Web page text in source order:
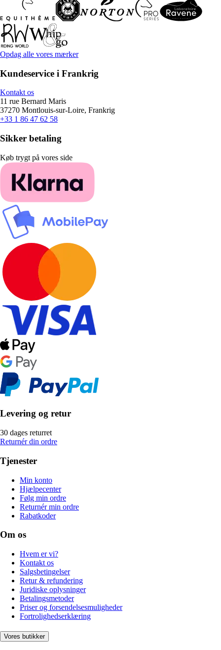
Opdag alle vores mærker
Kundeservice i Frankrig
Kontakt os
11 rue Bernard Maris
37270 Montlouis-sur-Loire, Frankrig
+33 1 86 47 62 58
Sikker betaling
Køb trygt på vores side
Levering og retur
30 dages returret
Returnér din ordre
Tjenester
Min konto
Hjælpecenter
Følg min ordre
Returnér min ordre
Rabatkoder
Om os
Hvem er vi?
Kontakt os
Salgsbetingelser
Retur & refundering
Juridiske oplysninger
Betalingsmetoder
Priser og forsendelsesmuligheder
Fortrolighedserklæring
Vores butikker